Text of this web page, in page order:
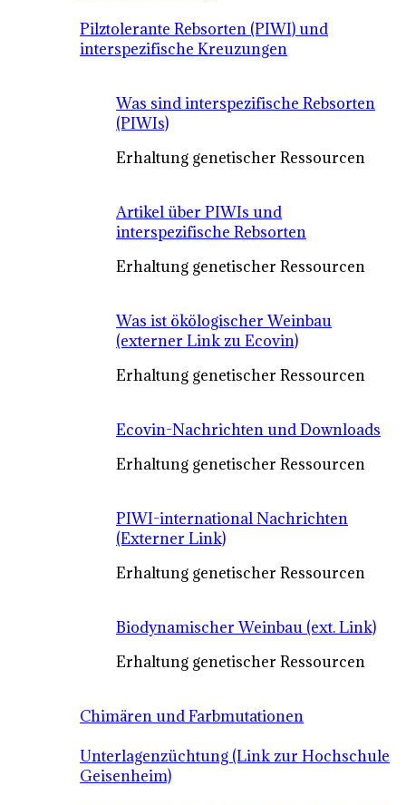
Pilztolerante Rebsorten (PIWI) und
interspezifische Kreuzungen
Was sind interspezifische Rebsorten
(PIWIs)
Erhaltung genetischer Ressourcen
Artikel über PIWIs und
interspezifische Rebsorten
Erhaltung genetischer Ressourcen
Was ist ökölogischer Weinbau
(externer Link zu Ecovin)
Erhaltung genetischer Ressourcen
Ecovin-Nachrichten und Downloads
Erhaltung genetischer Ressourcen
PIWI-international Nachrichten
(Externer Link)
Erhaltung genetischer Ressourcen
Biodynamischer Weinbau (ext. Link)
Erhaltung genetischer Ressourcen
Chimären und Farbmutationen
Unterlagenzüchtung (Link zur Hochschule
Geisenheim)